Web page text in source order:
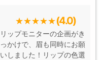
(4.0)
リップモニターの企画がき
っかけで、眉も同時にお願
いしました！リップの色選